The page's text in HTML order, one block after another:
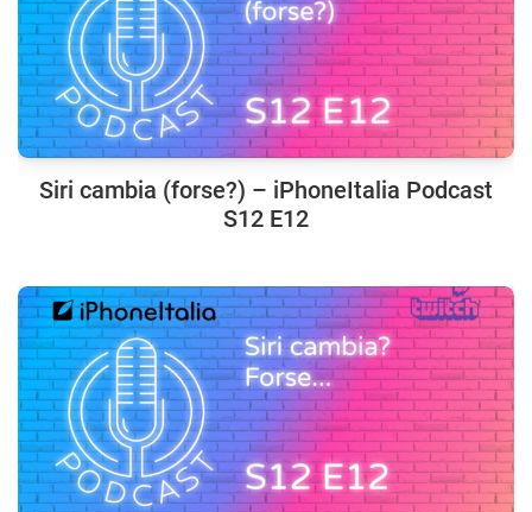
Siri cambia (forse?) – iPhoneItalia Podcast
S12 E12